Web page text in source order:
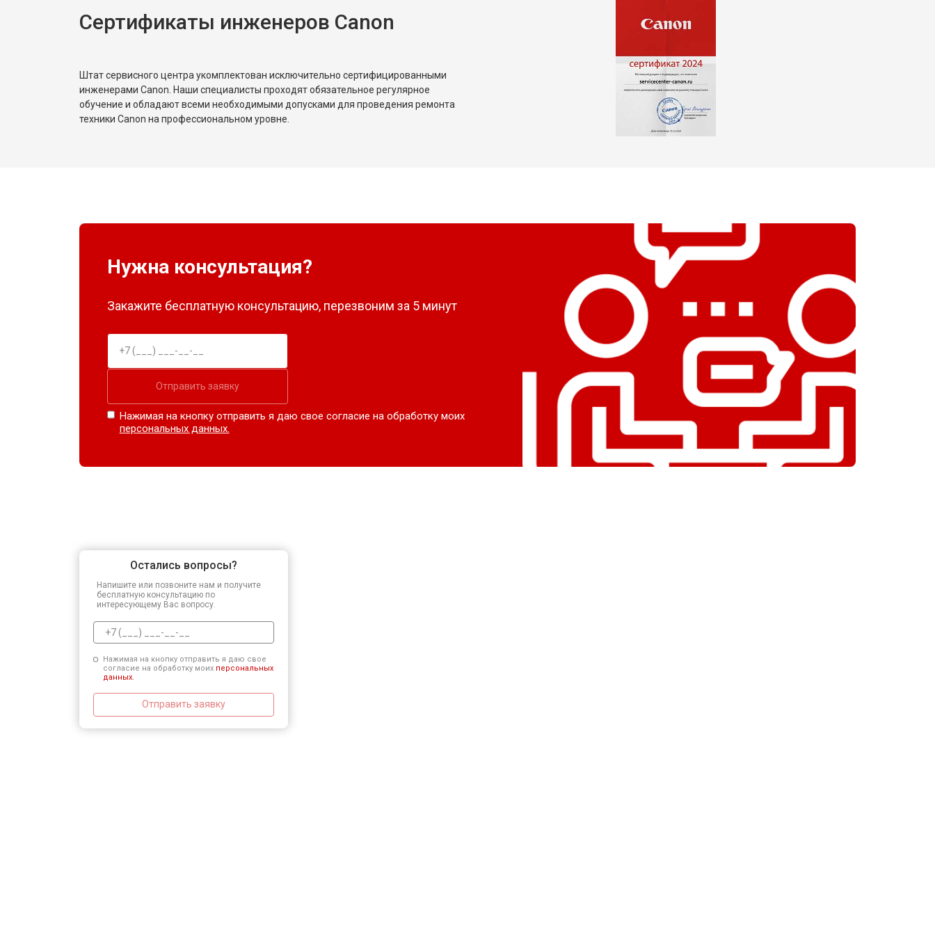
Сертификаты инженеров Canon
Штат сервисного центра укомплектован исключительно сертифицированными
инженерами Canon. Наши специалисты проходят обязательное регулярное
обучение и обладают всеми необходимыми допусками для проведения ремонта
техники Canon на профессиональном уровне.
Нужна консультация?
Закажите бесплатную консультацию, перезвоним за 5 минут
Отправить заявку
Нажимая на кнопку отправить я даю свое согласие на обработку моих
персональных данных.
Остались вопросы?
Напишите или позвоните нам и получите
бесплатную консультацию по
интересующему Вас вопросу.
Нажимая на кнопку отправить я даю свое
согласие на обработку моих персональных
данных.
Отправить заявку